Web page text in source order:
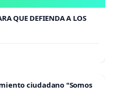
QUE DEFIENDA A LOS
ciudadano "Somos